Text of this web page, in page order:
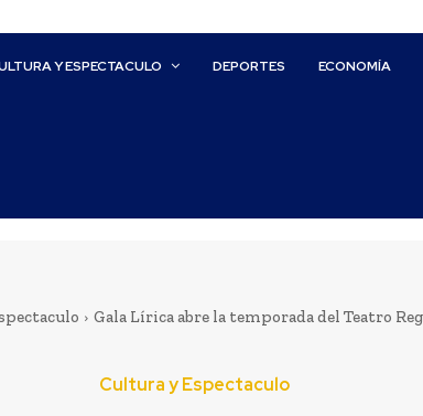
Y ESPECTACULO DEPORTES ECONOMÍA
Gala Lírica abre la temporada del Teatro
Cultura y Espectaculo